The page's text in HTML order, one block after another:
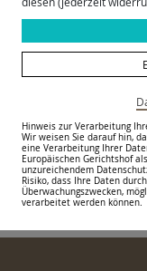
Reliquienkreuze
deren abgeriebenes
Krankheiten zu
und kunstfertige
befinden sich unter
Eintritt frei
Parkplatz vorhanden
Hinweis zur Verarbeitung
Wir weisen Sie darauf hin,
eine Verarbeitung Ihrer
Europäischen Gerichtshof
unzureichendem
Risiko, dass Ihre Daten
Überwachungszwecken,
verarbeitet werden können.